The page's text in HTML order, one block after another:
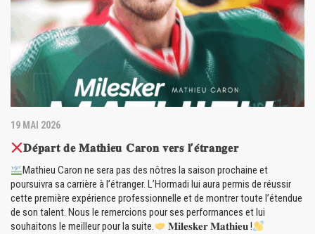
19 MAI 2026
𝐃𝐞́𝐩𝐚𝐫𝐭 𝐝𝐞 𝐌𝐚𝐭𝐡𝐢𝐞𝐮 𝐂𝐚𝐫𝐨𝐧 𝐯𝐞𝐫𝐬 𝐥’𝐞́𝐭𝐫𝐚𝐧𝐠𝐞𝐫
Mathieu Caron ne sera pas des nôtres la saison prochaine et
poursuivra sa carrière à l’étranger. L’Hormadi lui aura permis de réussir
cette première expérience professionnelle et de montrer toute l’étendue
de son talent. Nous le remercions pour ses performances et lui
souhaitons le meilleur pour la suite.
𝐌𝐢𝐥𝐞𝐬𝐤𝐞𝐫 𝐌𝐚𝐭𝐡𝐢𝐞𝐮 !